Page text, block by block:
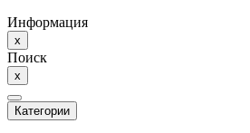
Информация
x
Поиск
x
Категории